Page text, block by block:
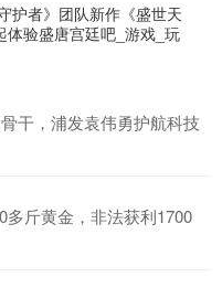
护者》团队新作《盛世天
体验盛唐宫廷吧_游戏_玩
干，浦发袁伟勇护航科技
斤黄金，非法获利1700